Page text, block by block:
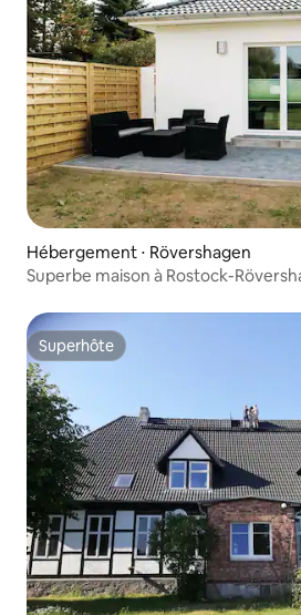
Hébergement ⋅ Rövershagen
Superbe maison à Rostock-
Superhôte
Superhôte